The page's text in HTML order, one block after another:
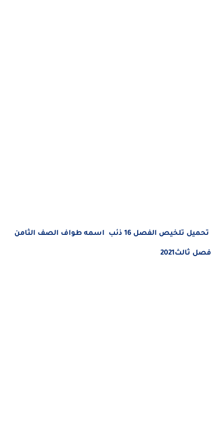
تحميل تلخيص الفصل 16 ذئب اسمه طواف الصف الثامن
فصل ثالث2021